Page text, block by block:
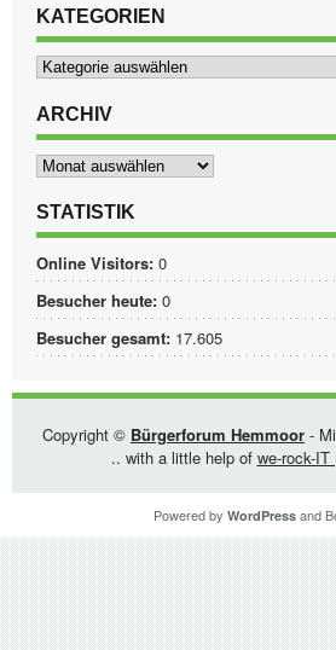
KATEGORIEN
Kategorien
ARCHIV
Archiv
STATISTIK
Online Visitors: 0
Besucher heute: 0
Besucher gesamt: 17.605
Copyright © Bürgerforum Hemmoor -
.. with a little help of we-rock-IT
Powered by WordPressand